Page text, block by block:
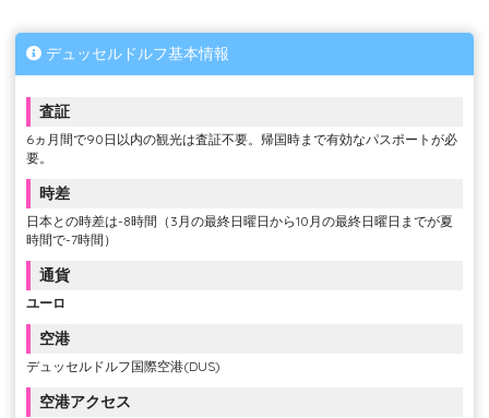
デュッセルドルフ基本情報
査証
6ヵ月間で90日以内の観光は査証不要。帰国時まで有効なパスポートが必
要。
時差
日本との時差は-8時間（3月の最終日曜日から10月の最終日曜日までが夏
時間で-7時間）
通貨
ユーロ
空港
デュッセルドルフ国際空港(DUS)
空港アクセス